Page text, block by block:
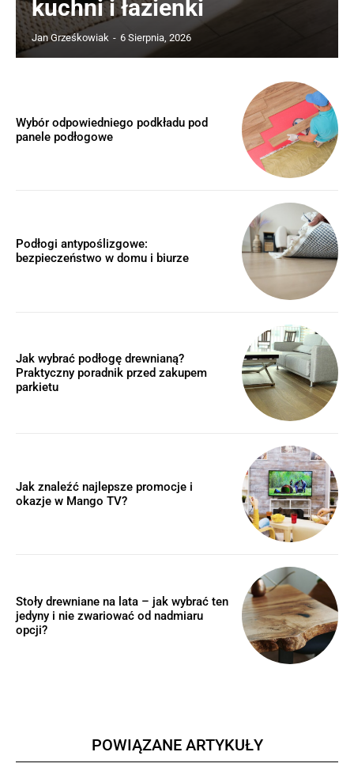
kuchni i łazienki
Jan Grześkowiak - 6 Sierpnia, 2026
Wybór odpowiedniego podkładu pod
panele podłogowe
Podłogi antypoślizgowe:
bezpieczeństwo w domu i biurze
Jak wybrać podłogę drewnianą?
Praktyczny poradnik przed zakupem
parkietu
Jak znaleźć najlepsze promocje i
okazje w Mango TV?
Stoły drewniane na lata – jak wybrać ten
jedyny i nie zwariować od nadmiaru
opcji?
POWIĄZANE ARTYKUŁY